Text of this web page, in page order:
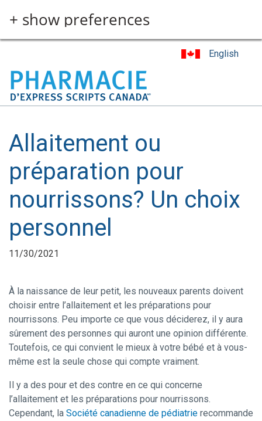
to
main
+ show preferences
English
Allaitement ou
préparation pour
nourrissons? Un choix
personnel
11/30/2021
À la naissance de leur petit, les nouveaux parents doivent
choisir entre l’allaitement et les préparations pour
nourrissons. Peu importe ce que vous déciderez, il y aura
sûrement des personnes qui auront une opinion différente.
Toutefois, ce qui convient le mieux à votre bébé et à vous-
même est la seule chose qui compte vraiment.
Il y a des pour et des contre en ce qui concerne
l’allaitement et les préparations pour nourrissons.
Cependant, la Société canadienne de pédiatrie recommande